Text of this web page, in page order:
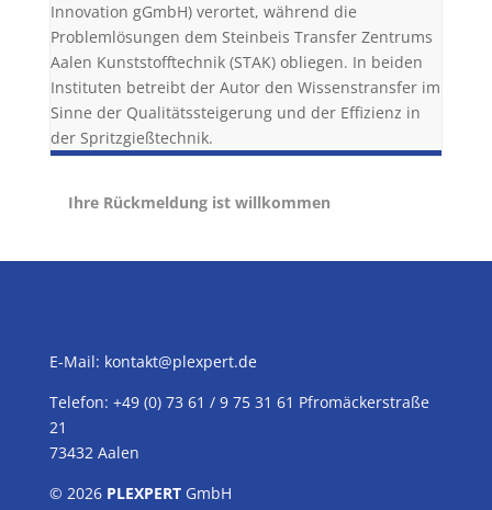
Innovation gGmbH) verortet, während die
Problemlösungen dem Steinbeis Transfer Zentrums
Aalen Kunststofftechnik (STAK) obliegen. In beiden
Instituten betreibt der Autor den Wissenstransfer im
Sinne der Qualitätssteigerung und der Effizienz in
der Spritzgießtechnik.
Ihre Rückmeldung ist willkommen
E-Mail: kontakt@plexpert.de
Telefon: +49 (0) 73 61 / 9 75 31 61 Pfromäckerstraße
21
73432 Aalen
© 2026 PLEXPERTGmbH